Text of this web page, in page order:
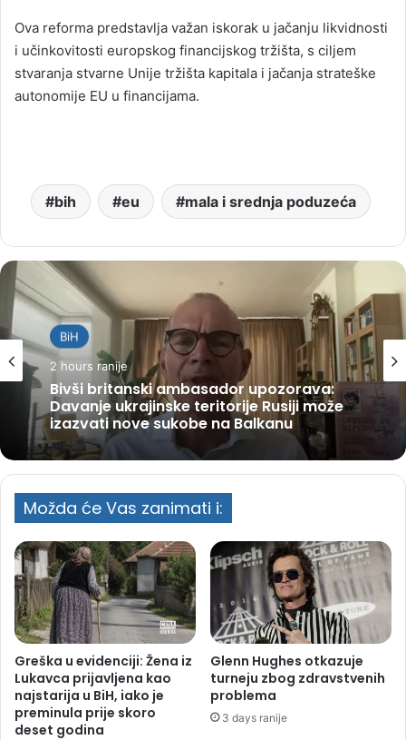
Ova reforma predstavlja važan iskorak u jačanju likvidnosti
i učinkovitosti europskog financijskog tržišta, s ciljem
stvaranja stvarne Unije tržišta kapitala i jačanja strateške
autonomije EU u financijama.
bih eu mala i srednja poduzeća
BiH
2 hours ranije
Bivši britanski ambasador upozorava:
Davanje ukrajinske teritorije Rusiji može
izazvati nove sukobe na Balkanu
Možda će Vas zanimati i:
Greška u evidenciji: Žena iz
Lukavca prijavljena kao
najstarija u BiH, iako je
preminula prije skoro
deset godina
Glenn Hughes otkazuje
turneju zbog zdravstvenih
problema
3 days ranije